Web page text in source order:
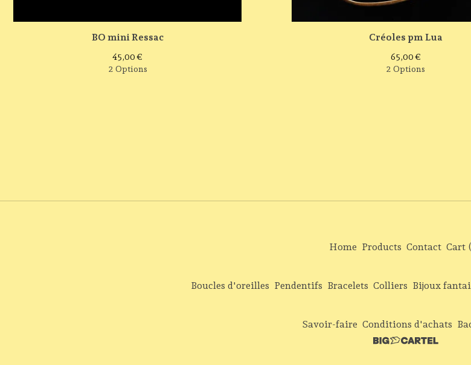
BO mini Ressac
45,00€
2 Options
Créoles pm Lua
65,00€
2 Options
Home Products Contact Cart (
Boucles d'oreilles Pendentifs Bracelets Colliers Bijoux
Savoir-faire Conditions d'achats